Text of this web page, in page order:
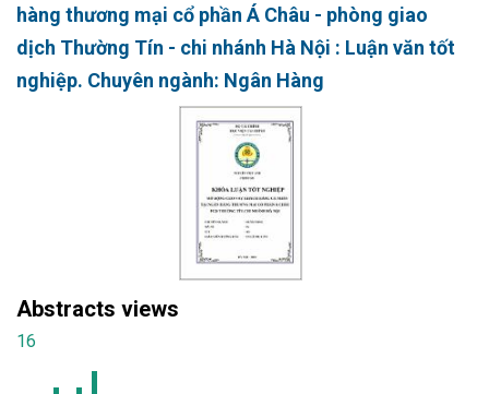
hàng thương mại cổ phần Á Châu - phòng giao
dịch Thường Tín - chi nhánh Hà Nội : Luận văn tốt
nghiệp. Chuyên ngành: Ngân Hàng
Abstracts views
16